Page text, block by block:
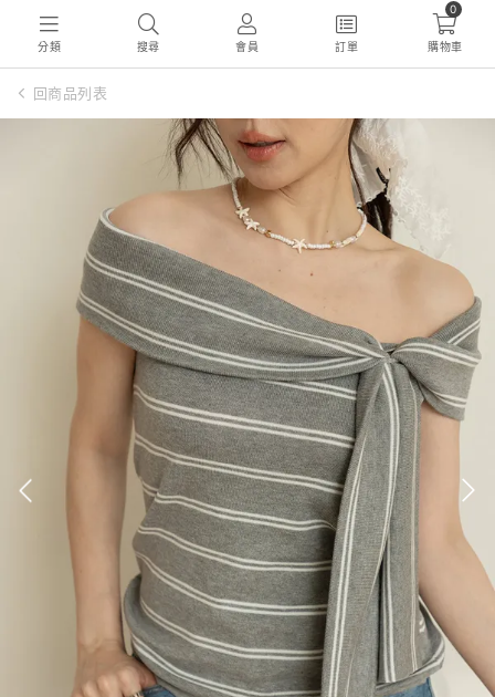
分類 搜尋 會員 訂單
0
購物車
回商品列表